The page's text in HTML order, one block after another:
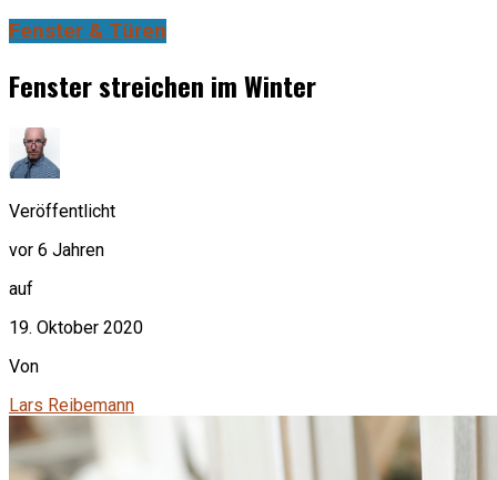
Fenster & Türen
Fenster streichen im Winter
Veröffentlicht
vor 6 Jahren
auf
19. Oktober 2020
Von
Lars Reibemann